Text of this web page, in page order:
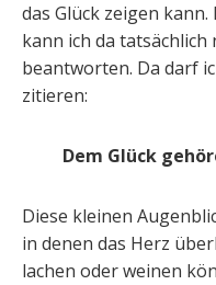
das Glück zeigen kann.
kann ich da
beantworten. Da darf
zitieren:
Dem Glück
Diese kleinen
in denen das Herz
lachen oder weinen